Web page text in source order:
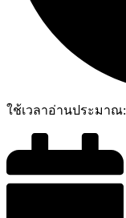
ใช้เวลาอ่านประมาณ: